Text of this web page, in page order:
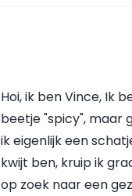
Hoi, ik ben Vince, Ik
beetje "spicy", maar
ik eigenlijk een
kwijt ben, kruip ik
op zoek naar een